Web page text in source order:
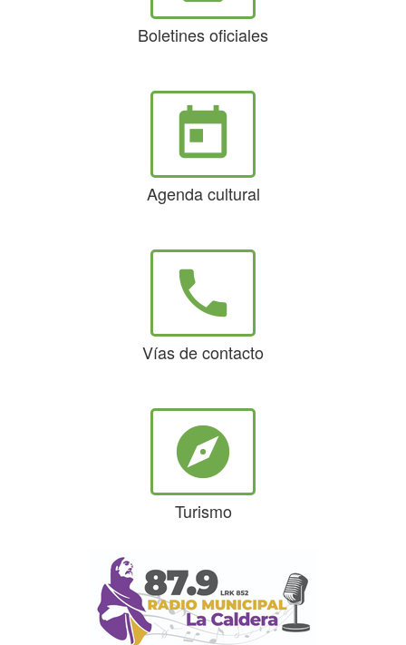
Boletines oficiales
today
Agenda cultural
phone
Vías de contacto
explore
Turismo